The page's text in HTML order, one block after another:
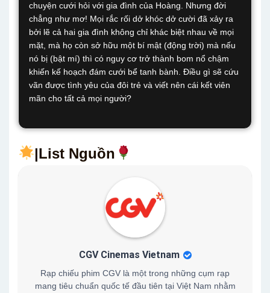
chuyện cưới hỏi với gia đình của Hoàng. Nhưng đời
chẳng như mơ! Mọi rắc rối dở khóc dở cười đã xảy ra
bởi lẽ cả hai gia đình không chỉ khác biệt nhau về mọi
mặt, mà họ còn sở hữu một bí mật (động trời) mà nếu
nó bị (bật mí) thì có nguy cơ trở thành bom nổ chậm
khiến kế hoạch đám cưới bể tanh bành. Điều gì sẽ cứu
vãn được tình yêu của đôi trẻ và viết nên cái kết viên
mãn cho tất cả mọi người?
|List Nguồn
CGV Cinemas Vietnam
Rạp chiếu phim CGV là một trong những cụm rạp
mang tiêu chuẩn quốc tế đầu tiên tại Việt Nam nhằm